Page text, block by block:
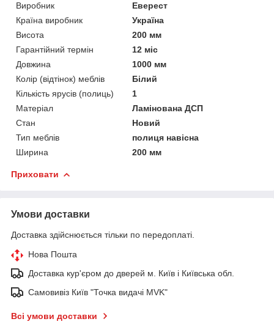
Виробник
Еверест
Країна виробник
Україна
Висота
200 мм
Гарантійний термін
12 міс
Довжина
1000 мм
Колір (відтінок) меблів
Білий
Кількість ярусів (полиць)
1
Матеріал
Ламінована ДСП
Стан
Новий
Тип меблів
полиця навісна
Ширина
200 мм
Приховати
Умови доставки
Доставка здійснюється тільки по передоплаті.
Нова Пошта
Доставка кур'єром до дверей м. Київ і Київська обл.
Самовивіз Київ "Точка видачі MVK"
Всі умови доставки